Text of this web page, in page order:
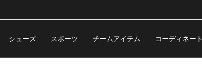
シューズ スポーツ チームアイテム コーディネート